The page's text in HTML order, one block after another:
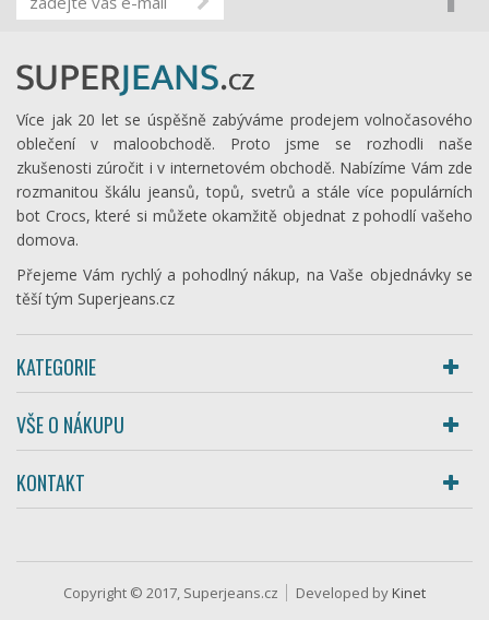
Více jak 20 let se úspěšně zabýváme prodejem volnočasového
oblečení v maloobchodě. Proto jsme se rozhodli naše
zkušenosti zúročit i v internetovém obchodě. Nabízíme Vám zde
rozmanitou škálu jeansů, topů, svetrů a stále více populárních
bot Crocs, které si můžete okamžitě objednat z pohodlí vašeho
domova.
Přejeme Vám rychlý a pohodlný nákup, na Vaše objednávky se
těší tým Superjeans.cz
KATEGORIE
VŠE O NÁKUPU
KONTAKT
Copyright © 2017, Superjeans.cz Developed by Kinet